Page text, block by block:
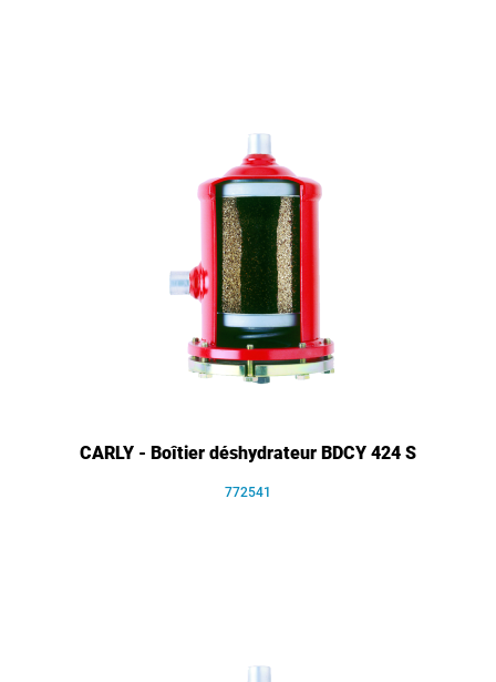
CARLY - Boîtier déshydrateur BDCY 424 S
772541